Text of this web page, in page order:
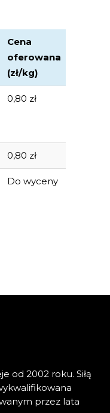
Cena
oferowana
(zł/kg)
0,80 zł
0,80 zł
Do wyceny
od 2002 roku. Siłą
przez lata